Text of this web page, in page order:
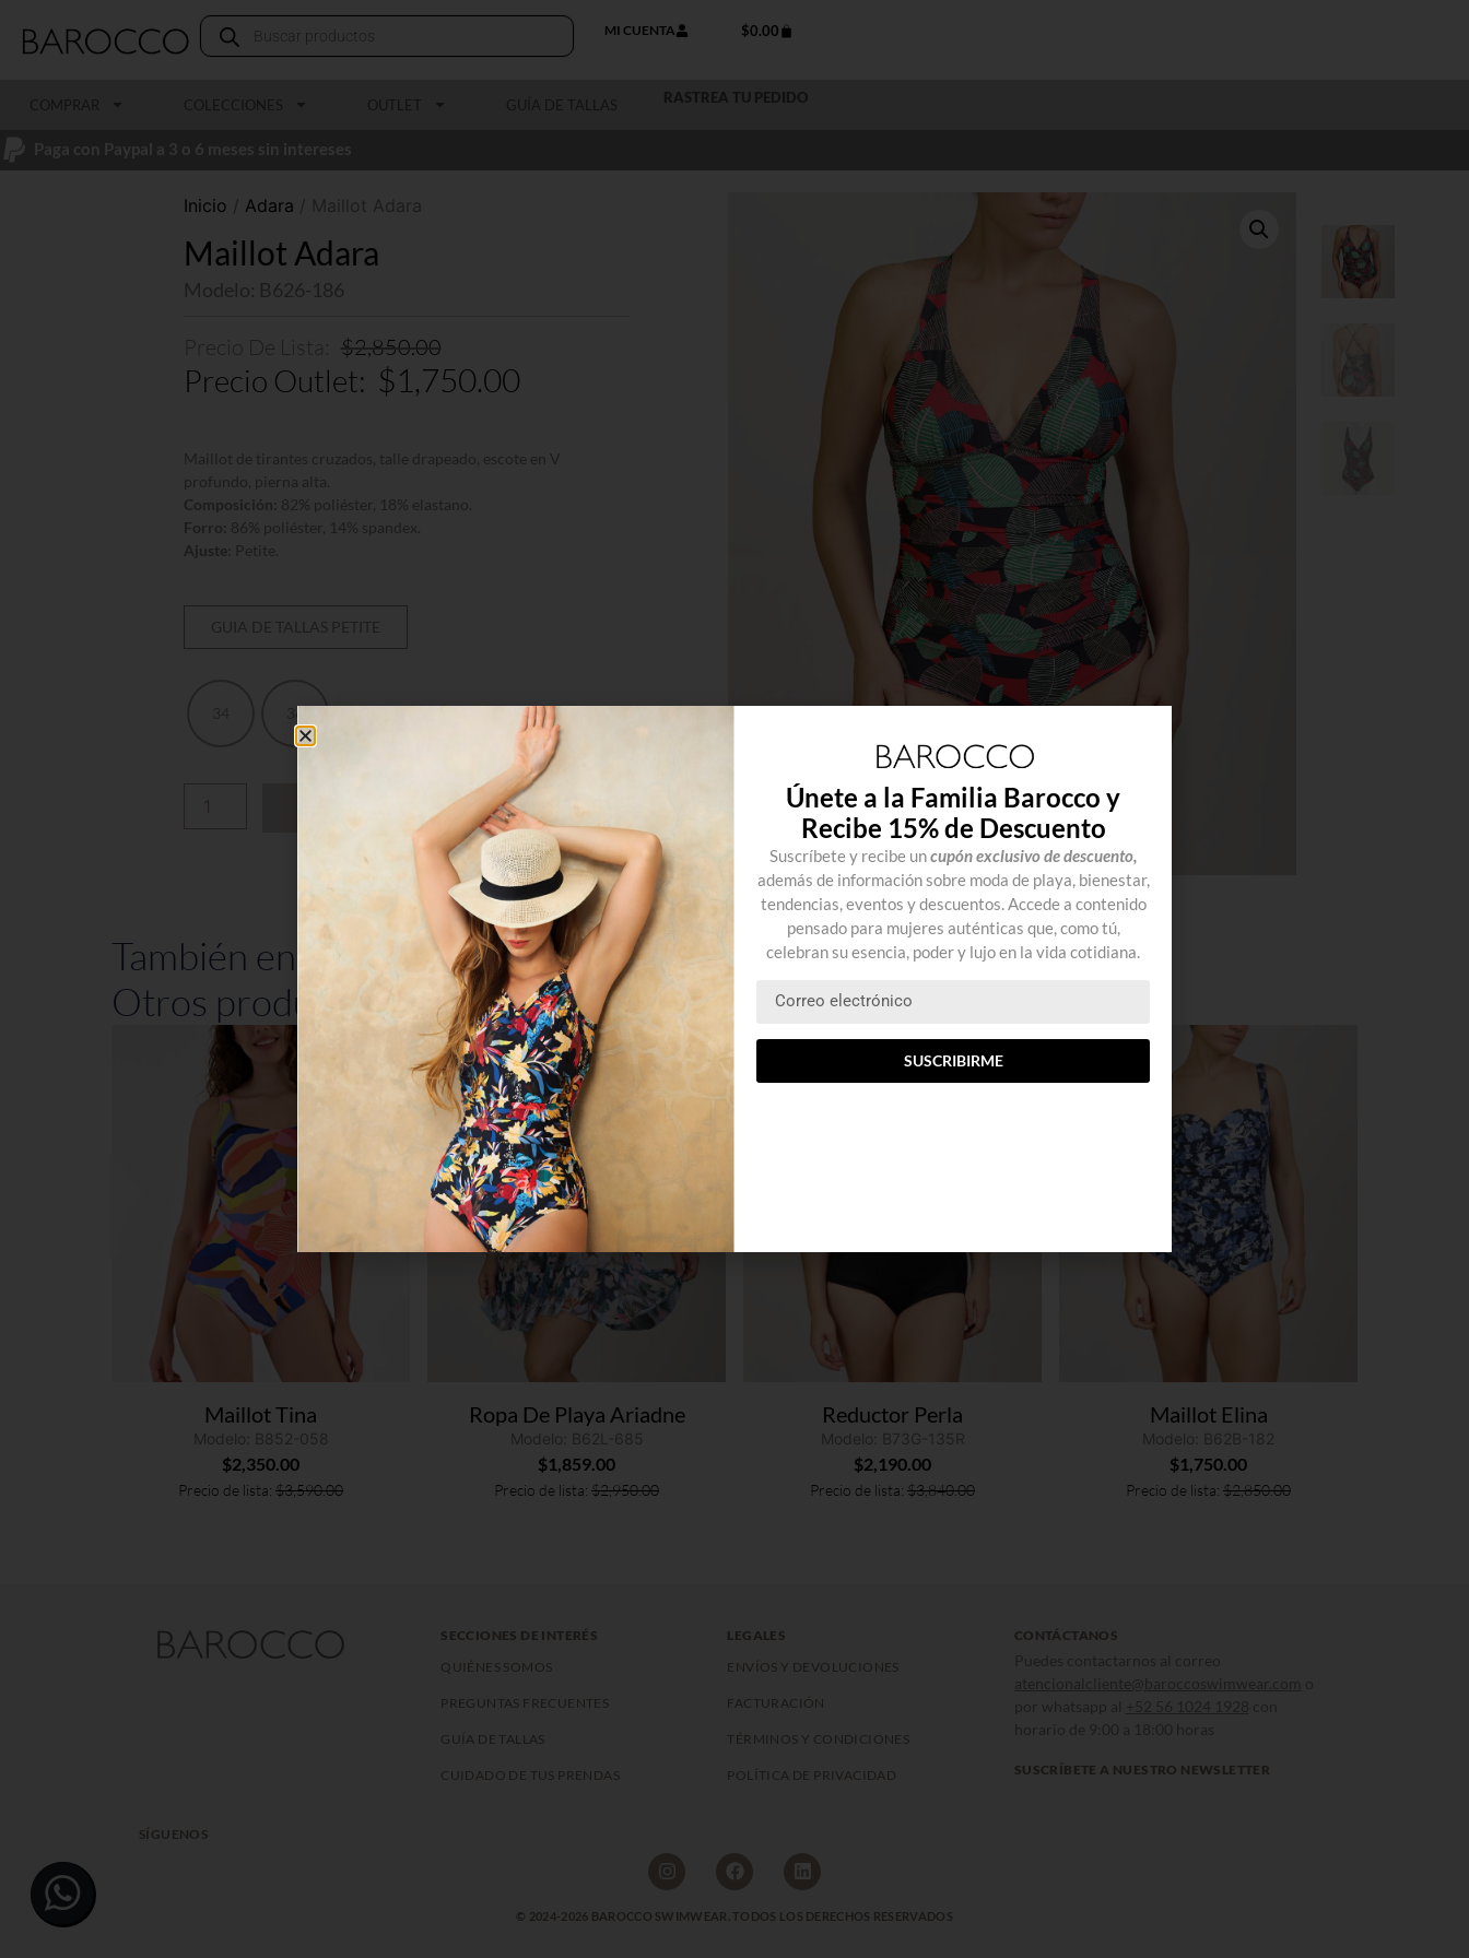
MI CUENTA $0.00
COMPRAR COLECCIONES OUTLET GUÍA DE TALLAS RASTREA TU PEDIDO
Paga con Paypal a 3 o 6 meses sin intereses
Inicio / Adara / Maillot Adara
Maillot Adara
Modelo: B626-186
$2,850.00
$1,750.00
Maillot de tirantes cruzados, talle drapeado, escote en V
profundo, pierna alta.
Composición: 82% poliéster, 18% elastano.
Forro: 86% poliéster, 14% spandex.
Ajuste: Petite.
GUIA DE TALLAS PETITE
AÑADIR AL CARRITO
También en la Colección
Otros productos que podrían gustarte
Maillot Tina
Modelo: B852-058
$2,350.00
Precio de lista: $3,590.00
Ropa De Playa Ariadne
Modelo: B62L-685
$1,859.00
Precio de lista: $2,950.00
Reductor Perla
Modelo: B73G-135R
$2,190.00
Precio de lista: $3,840.00
Maillot Elina
Modelo: B62B-182
$1,750.00
Precio de lista: $2,850.00
SECCIONES DE INTERÉS
QUIÉNES SOMOS
PREGUNTAS FRECUENTES
GUÍA DE TALLAS
CUIDADO DE TUS PRENDAS
LEGALES
ENVÍOS Y DEVOLUCIONES
FACTURACIÓN
TÉRMINOS Y CONDICIONES
POLÍTICA DE PRIVACIDAD
CONTÁCTANOS
SUSCRÍBETE A NUESTRO NEWSLETTER
SÍGUENOS
© 2024-2026 BAROCCO SWIMWEAR. TODOS LOS DERECHOS RESERVADOS
Únete a la Familia Barocco y
Recibe 15% de Descuento
Suscríbete y recibe uncupón exclusivo de descuento,
además de información sobre moda de playa, bienestar,
tendencias, eventos y descuentos. Accede a contenido
pensado para mujeres auténticas que, como tú,
celebran su esencia, poder y lujo en la vida cotidiana.
SUSCRIBIRME